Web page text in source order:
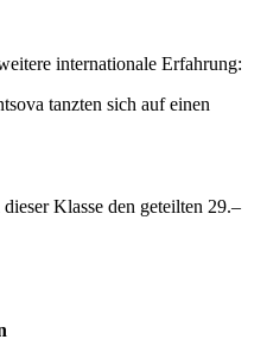
internationale Erfahrung:
tanzten sich auf einen
Klasse den geteilten 29.–